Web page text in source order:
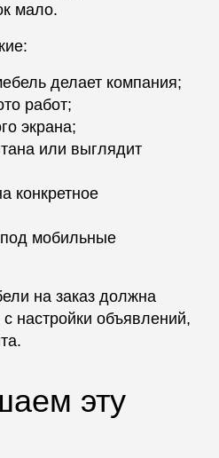
мало.
делает компания;
работ;
экрана;
или выглядит
конкретное
мобильные
на заказ должна
настройки объявлений,
эту